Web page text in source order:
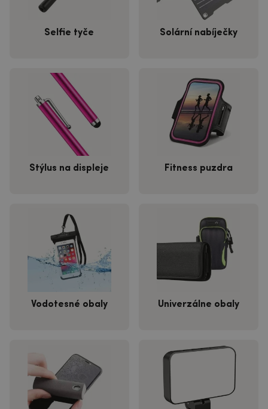
Selfie tyče Solární nabíječky
Štýlus na displeje Fitness puzdra
Vodotesné obaly Univerzálne obaly